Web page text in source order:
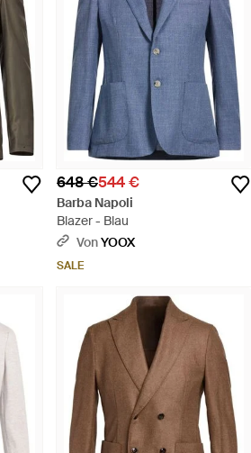
648 €544 €
Barba Napoli
Blazer - Blau
VonYOOX
SALE